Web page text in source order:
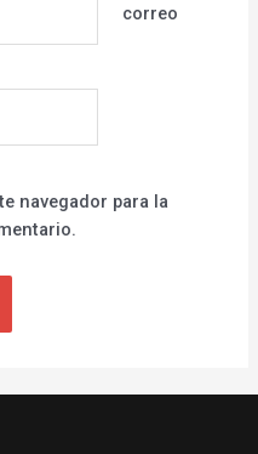
correo
navegador para la